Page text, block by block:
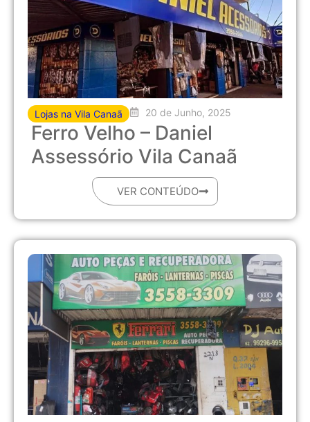
Lojas na Vila Canaã 20 de Junho, 2025
Ferro Velho – Daniel
Assessório Vila Canaã
VER CONTEÚDO